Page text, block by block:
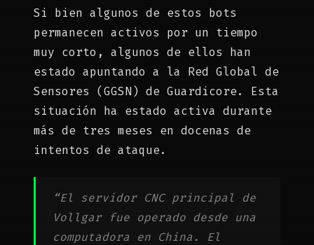
Si bien algunos de estos bots
permanecen activos por un tiempo
muy corto, algunos de ellos han
estado apuntando a la Red Global de
Sensores (GGSN) de Guardicore. Esta
situación ha estado activa durante
más de tres meses en docenas de
intentos de ataque.
“El servidor CNC principal de
Vollgar fue operado desde una
computadora en China. El